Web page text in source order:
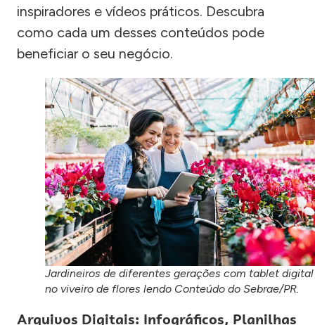
inspiradores e vídeos práticos. Descubra
como cada um desses conteúdos pode
beneficiar o seu negócio.
Jardineiros de diferentes gerações com tablet digital
no viveiro de flores lendo Conteúdo do Sebrae/PR.
Arquivos Digitais: Infográficos, Planilhas